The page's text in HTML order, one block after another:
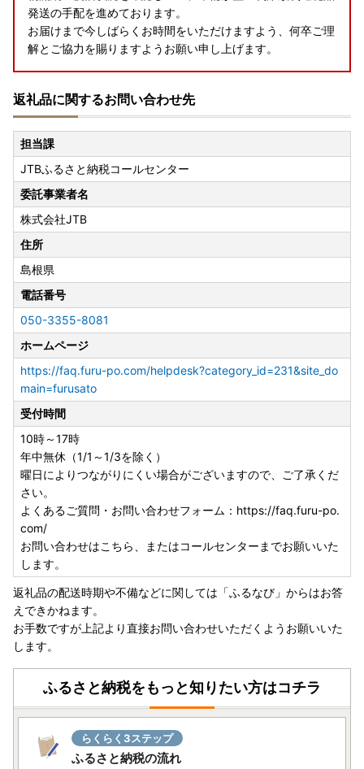
発送の手配を進めております。
お届けまで今しばらくお時間をいただけますよう、何卒ご理
解とご協力を賜りますようお願い申し上げます。
返礼品に関するお問い合わせ先
担当課
JTBふるさと納税コールセンター
委託事業者名
株式会社JTB
住所
島根県
電話番号
050-3355-8081
ホームページ
https://faq.furu-po.com/helpdesk?category_id=231&site_do
main=furusato
受付時間
10時～17時
年中無休（1/1～1/3を除く）
曜日によりつながりにくい場合がございますので、ご了承くだ
さい。
よくあるご質問・お問い合わせフォーム：https://faq.furu-po.
com/
お問い合わせはこちら、またはコールセンターまでお願いいた
します。
返礼品の配送時期や不備などに関しては「ふるなび」からはお答
えできかねます。
お手数ですが上記より直接お問い合わせいただくようお願いいた
します。
ふるさと納税をもっと知りたい方はコチラ
らくらく3ステップ
ふるさと納税の流れ